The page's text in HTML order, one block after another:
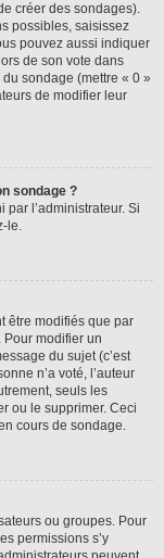
créer des sondages).
possibles, saisissez
pouvez aussi indiquer
de son vote dans
sondage (mettre « 0 »
de modifier leur
sondage ?
par l’administrateur. Si
le.
être modifiés que par
Pour modifier un
du sujet (c’est
n’a voté, l’auteur
seuls les
ou le supprimer. Ceci
cours de sondage.
ou groupes. Pour
permissions s’y